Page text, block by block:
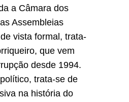
a Câmara dos
Assembleias
vista formal, trata-
que vem
desde 1994.
trata-se de
na história do